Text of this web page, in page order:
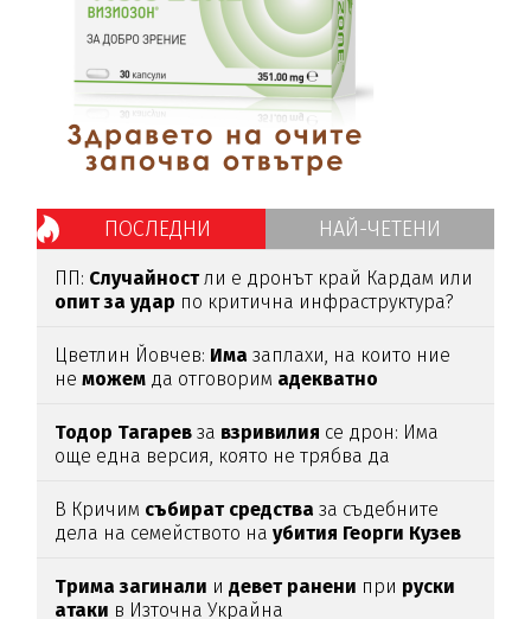
ПОСЛЕДНИ НАЙ-ЧЕТЕНИ
ПП: Случайностли е дронът край Кардам или
опит за удар по критична инфраструктура?
Цветлин Йовчев: Има заплахи, на които ние
неможем да отговорим адекватно
Тодор Тагарев за взривилия се дрон: Има
още една версия, която не трябва да
В Кричим събират средства за съдебните
дела на семейството наубития Георги Кузев
Трима загинали идевет ранени при руски
атаки в Източна Украйна